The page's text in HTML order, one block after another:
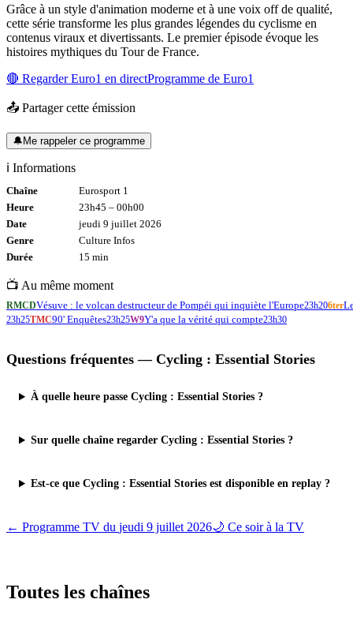
Grâce à un style d'animation moderne et à une voix off de qualité,
cette série transforme les plus grandes légendes du cyclisme en
contenus viraux et divertissants. Le premier épisode évoque les
histoires mythiques du Tour de France.
🔴 RegarderEuro1 en directProgramme de Euro1
📤 Partager cette émission
🔔Me rappeler ce programme
ℹ️ Informations
Chaîne
Eurosport 1
Heure
23h45 – 00h00
Date
jeudi 9 juillet 2026
Genre
Culture Infos
Durée
15 min
📺 Au même moment
RMCDVésuve : le volcan destructeur de Pompéi qui inquiète l'Europe23h206ter
23h25TMC90' Enquêtes23h25W9Y'a que la vérité qui compte23h30
Questions fréquentes — Cycling : Essential Stories
À quelle heure passe Cycling : Essential Stories ?
Sur quelle chaîne regarder Cycling : Essential Stories ?
Est-ce que Cycling : Essential Stories est disponible en replay ?
← Programme TV du jeudi 9 juillet 2026🌙 Ce soir à la TV
Toutes les chaînes